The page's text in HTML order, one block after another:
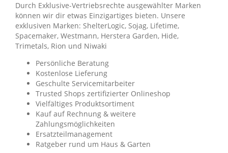
Durch Exklusive-Vertriebsrechte ausgewählter Marken
können wir dir etwas Einzigartiges bieten. Unsere
exklusiven Marken: ShelterLogic, Sojag, Lifetime,
Spacemaker, Westmann, Herstera Garden, Hide,
Trimetals, Rion und Niwaki
Persönliche Beratung
Kostenlose Lieferung
Geschulte Servicemitarbeiter
Trusted Shops zertifizierter Onlineshop
Vielfältiges Produktsortiment
Kauf auf Rechnung & weitere
Zahlungsmöglichkeiten
Ersatzteilmanagement
Ratgeber rund um Haus & Garten